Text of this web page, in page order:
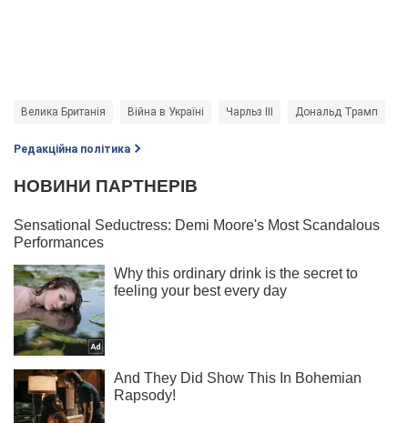
Велика Британія Війна в Україні Чарльз III Дональд Трамп
Редакційна політика